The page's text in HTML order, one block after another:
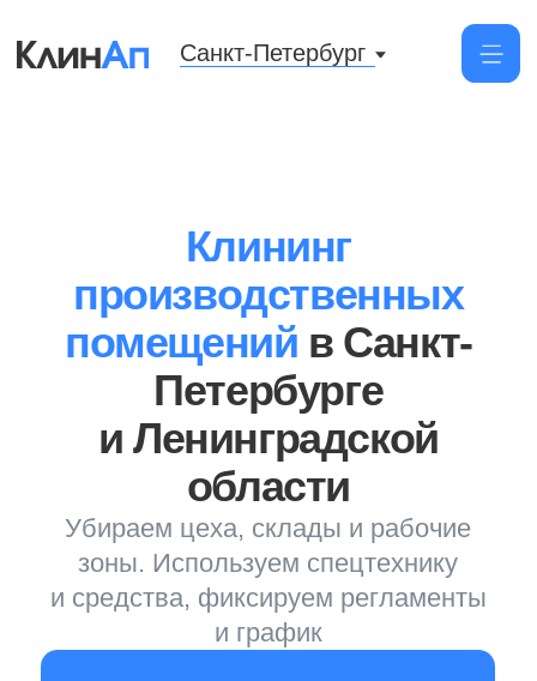
помещенийв Санкт-
Петербурге
и Ленинградской
области
Убираем цеха, склады и рабочие
зоны. Используем спецтехнику
и средства, фиксируем регламенты
и график
Заказать клининг
от 50 руб/м²
Цена уборки помещения
от 250 м²